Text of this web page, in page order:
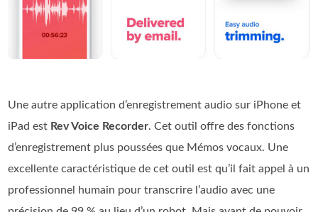
Une autre application d’enregistrement audio sur iPhone et
iPad est Rev Voice Recorder. Cet outil offre des fonctions
d’enregistrement plus poussées que Mémos vocaux. Une
excellente caractéristique de cet outil est qu’il fait appel à un
professionnel humain pour transcrire l’audio avec une